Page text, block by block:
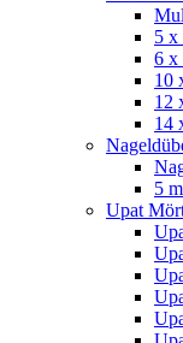
5 x
6 x
10
12
14
5
Upat